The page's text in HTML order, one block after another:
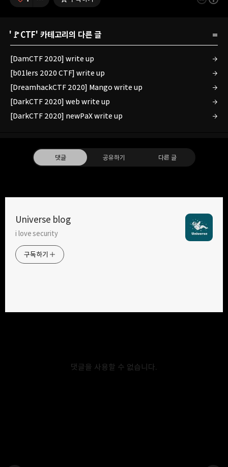
' 🚩CTF' 카테고리의 다른 글
[DamCTF 2020] write up
[b01lers 2020 CTF] write up
[DreamhackCTF 2020] Mango write up
[DarkCTF 2020] web write up
[DarkCTF 2020] newPaX write up
댓글 공유하기 다른 글
Universe blog
i love security
구독하기
댓글을 사용할 수 없습니다.
트위터
클릭하는 링크가 나온다. 클릭하면 똑같은 페이지 이지만, 주소 뒤에